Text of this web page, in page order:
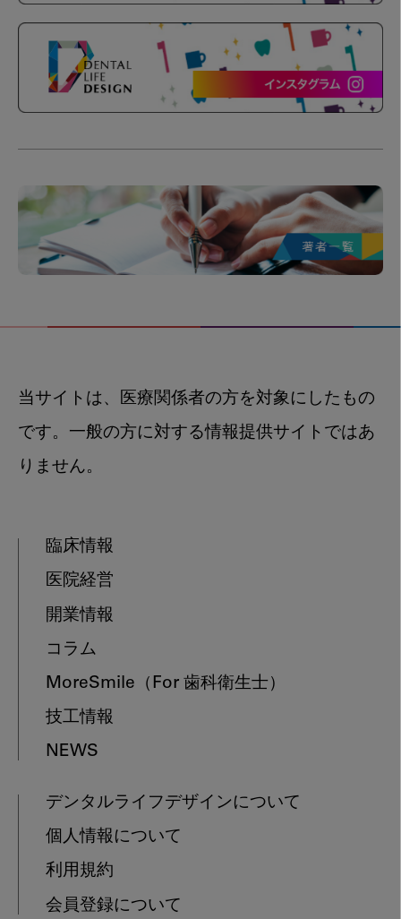
当サイトは、医療関係者の方を対象にしたもの
です。一般の方に対する情報提供サイトではあ
りません。
臨床情報
医院経営
開業情報
コラム
MoreSmile （For 歯科衛生士）
技工情報
NEWS
デンタルライフデザインについて
個人情報について
利用規約
会員登録について